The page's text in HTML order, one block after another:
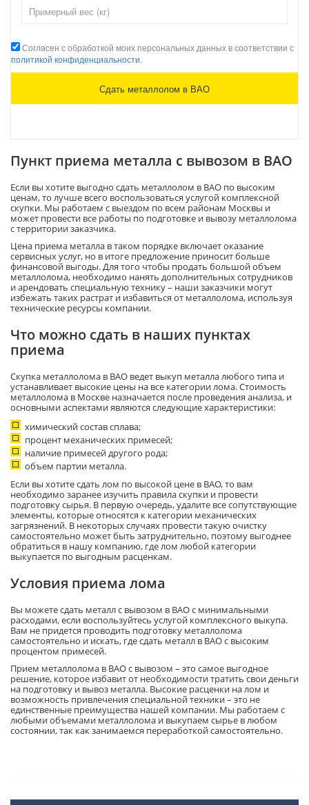
Согласен с обработкой моих персональных данных в соответствии с
политикой конфиденциальности.
Пункт приема металла с вывозом в ВАО
Если вы хотите выгодно сдать металлолом в ВАО по высоким
ценам, то лучше всего воспользоваться услугой комплексной
скупки. Мы работаем с выездом по всем районам Москвы и
может провести все работы по подготовке и вывозу металлолома
с территории заказчика.
Цена приема металла в таком порядке включает оказание
сервисных услуг, но в итоге предложение приносит больше
финансовой выгоды. Для того чтобы продать большой объем
металлолома, необходимо нанять дополнительных сотрудников
и арендовать специальную технику – наши заказчики могут
избежать таких растрат и избавиться от металлолома, используя
технические ресурсы компании.
Что можно сдать в наших пунктах
приема
Скупка металлолома в ВАО ведет выкуп металла любого типа и
устанавливает высокие цены на все категории лома. Стоимость
металлолома в Москве назначается после проведения анализа, и
основными аспектами являются следующие характеристики:
химический состав сплава;
процент механических примесей;
наличие примесей другого рода;
объем партии металла.
Если вы хотите сдать лом по высокой цене в ВАО, то вам
необходимо заранее изучить правила скупки и провести
подготовку сырья. В первую очередь, удалите все сопутствующие
элементы, которые относятся к категории механических
загрязнений. В некоторых случаях провести такую очистку
самостоятельно может быть затруднительно, поэтому выгоднее
обратиться в нашу компанию, где лом любой категории
выкупается по выгодным расценкам.
Условия приема лома
Вы можете сдать металл с вывозом в ВАО с минимальными
расходами, если воспользуйтесь услугой комплексного выкупа.
Вам не придется проводить подготовку металлолома
самостоятельно и искать, где сдать металл в ВАО с высоким
процентом примесей.
Прием металлолома в ВАО с вывозом – это самое выгодное
решение, которое избавит от необходимости тратить свои деньги
на подготовку и вывоз металла. Высокие расценки на лом и
возможность привлечения специальной техники – это не
единственные преимущества нашей компании. Мы работаем с
любыми объемами металлолома и выкупаем сырье в любом
состоянии, так как занимаемся переработкой самостоятельно.